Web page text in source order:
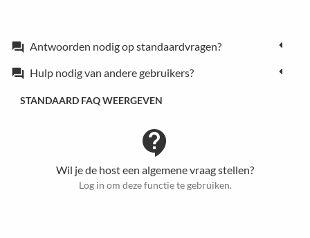
forum Antwoorden nodig op standaardvragen?
forum Hulp nodig van andere gebruikers?
STANDAARD FAQ WEERGEVEN
contact_support
Wil je de host een algemene vraag stellen?
Log in om deze functie te gebruiken.